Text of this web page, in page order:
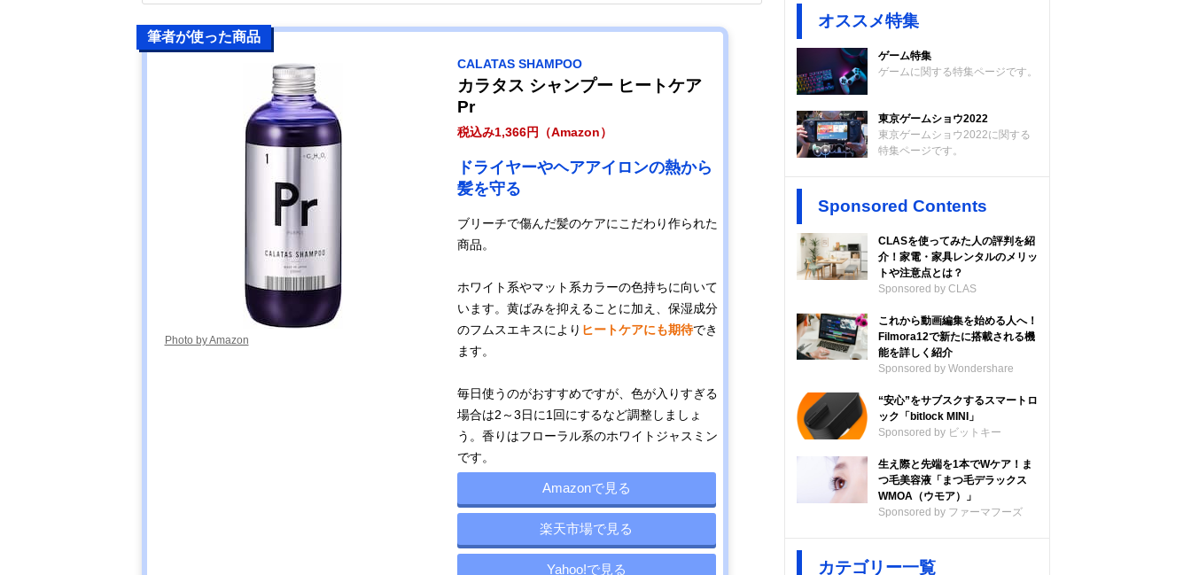
筆者が使った商品
Photo by Amazon
CALATAS SHAMPOO
カラタス シャンプー ヒートケア
Pr
税込み1,366円（Amazon）
ドライヤーやヘアアイロンの熱から
髪を守る
ブリーチで傷んだ髪のケアにこだわり作られた
商品。
ホワイト系やマット系カラーの色持ちに向いて
います。黄ばみを抑えることに加え、保湿成分
のフムスエキスにより ヒートケアにも期待でき
ます。
毎日使うのがおすすめですが、色が入りすぎる
場合は2～3日に1回にするなど調整しましょ
う。香りはフローラル系のホワイトジャスミン
です。
Amazonで見る
楽天市場で見る
Yahoo!で見る
オススメ特集
ゲーム特集
ゲームに関する特集ページです。
東京ゲームショウ2022
東京ゲームショウ2022に関する
特集ページです。
Sponsored Contents
CLASを使ってみた人の評判を紹
介！家電・家具レンタルのメリッ
トや注意点とは？
Sponsored by CLAS
これから動画編集を始める人へ！
Filmora12で新たに搭載される機
能を詳しく紹介
Sponsored by Wondershare
“安心”をサブスクするスマートロ
ック「bitlock MINI」
Sponsored by ビットキー
生え際と先端を1本でWケア！ま
つ毛美容液「まつ毛デラックス
WMOA（ウモア）」
Sponsored by ファーマフーズ
カテゴリー一覧